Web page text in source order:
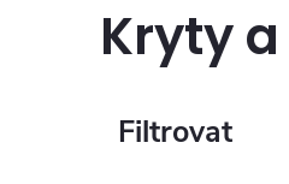
Kryty
P